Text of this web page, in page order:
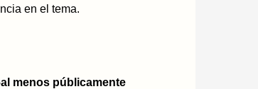
en el tema.
menos públicamente